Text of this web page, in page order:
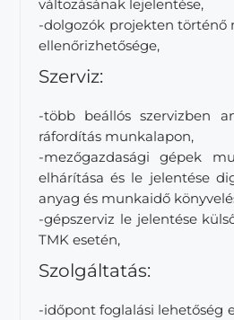
változásának lejelentése,
-dolgozók projekten történő
ellenőrizhetősége,
Szerviz:
-több beállós szervizben
ráfordítás munkalapon,
-mezőgazdasági gépek
elhárítása és le jelentése
anyag és munkaidő
-gépszerviz le jelentése
TMK esetén,
Szolgáltatás:
-időpont foglalási lehetőség